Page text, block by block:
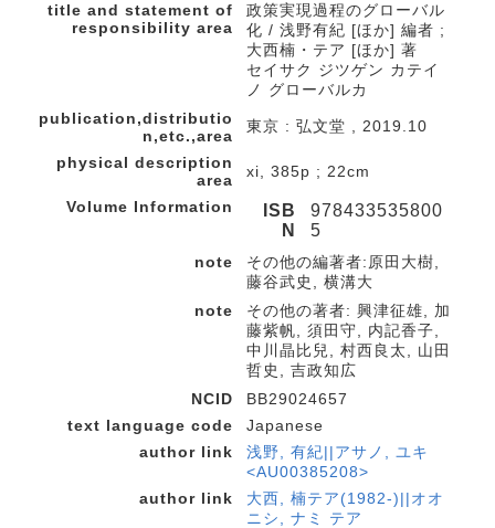
title and statement of
responsibility area
政策実現過程のグローバル
化 / 浅野有紀 [ほか] 編者 ;
大西楠・テア [ほか] 著
セイサク ジツゲン カテイ
ノ グローバルカ
publication,distributio
n,etc.,area
東京 : 弘文堂 , 2019.10
physical description
area
xi, 385p ; 22cm
Volume Information
ISB
N
978433535800
5
note
その他の編著者:原田大樹,
藤谷武史, 横溝大
note
その他の著者: 興津征雄, 加
藤紫帆, 須田守, 内記香子,
中川晶比兒, 村西良太, 山田
哲史, 吉政知広
NCID
BB29024657
text language code
Japanese
author link
浅野, 有紀||アサノ, ユキ
<AU00385208>
author link
大西, 楠テア(1982-)||オオ
ニシ, ナミ テア